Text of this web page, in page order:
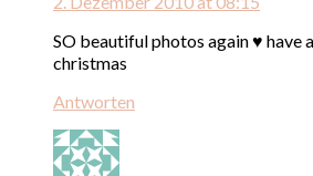
SO beautiful photos again ♥ have
christmas
Antworten